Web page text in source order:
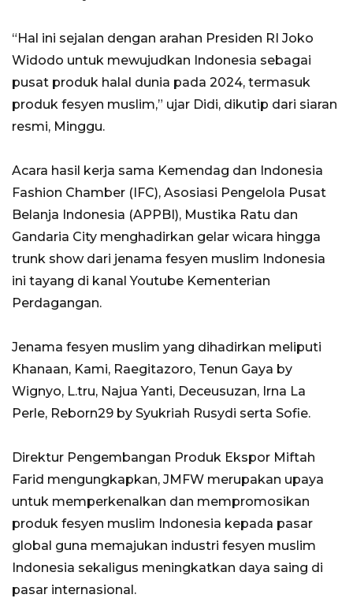
“Hal ini sejalan dengan arahan Presiden RI Joko
Widodo untuk mewujudkan Indonesia sebagai
pusat produk halal dunia pada 2024, termasuk
produk fesyen muslim,” ujar Didi, dikutip dari siaran
resmi, Minggu.
Acara hasil kerja sama Kemendag dan Indonesia
Fashion Chamber (IFC), Asosiasi Pengelola Pusat
Belanja Indonesia (APPBI), Mustika Ratu dan
Gandaria City menghadirkan gelar wicara hingga
trunk show dari jenama fesyen muslim Indonesia
ini tayang di kanal Youtube Kementerian
Perdagangan.
Jenama fesyen muslim yang dihadirkan meliputi
Khanaan, Kami, Raegitazoro, Tenun Gaya by
Wignyo, L.tru, Najua Yanti, Deceusuzan, Irna La
Perle, Reborn29 by Syukriah Rusydi serta Sofie.
Direktur Pengembangan Produk Ekspor Miftah
Farid mengungkapkan, JMFW merupakan upaya
untuk memperkenalkan dan mempromosikan
produk fesyen muslim Indonesia kepada pasar
global guna memajukan industri fesyen muslim
Indonesia sekaligus meningkatkan daya saing di
pasar internasional.